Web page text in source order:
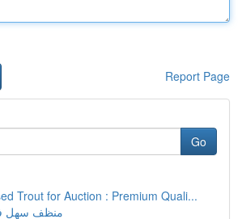
Report Page
Go
Trout for Auction : Premium Quali...
منظف سهل